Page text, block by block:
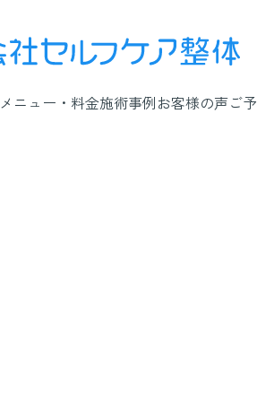
メニュー・料金施術事例お客様の声ご